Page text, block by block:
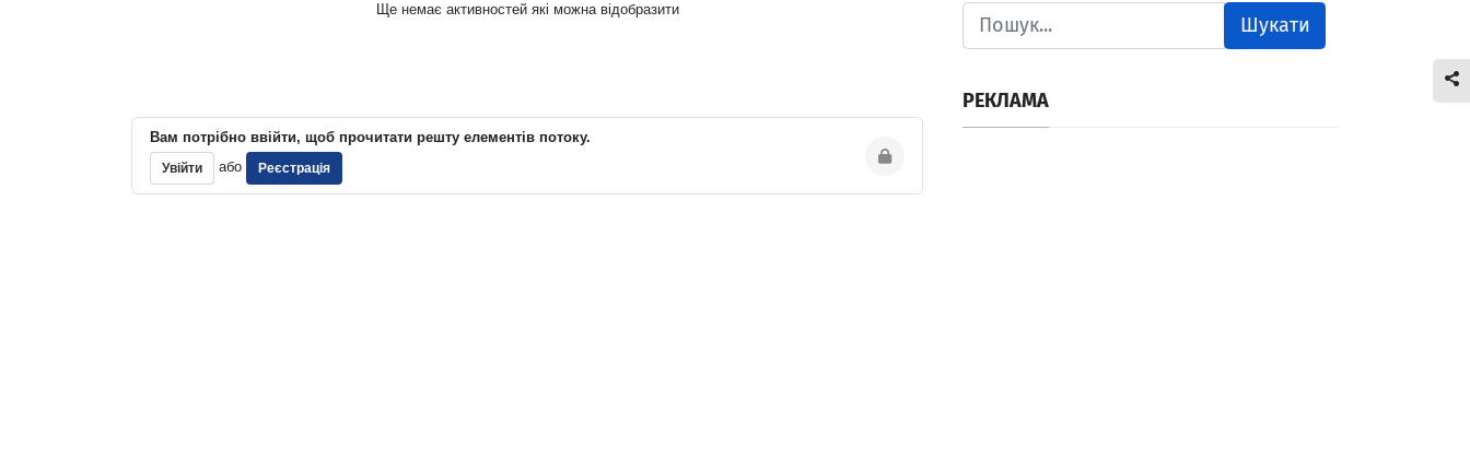
Ще немає активностей які можна відобразити
Вам потрібно ввійти, щоб прочитати решту елементів потоку.
Увійти або Реєстрація
Шукати
РЕКЛАМА